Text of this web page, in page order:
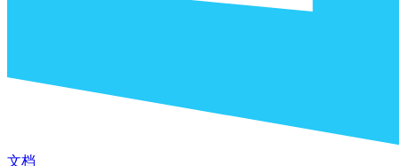
文档